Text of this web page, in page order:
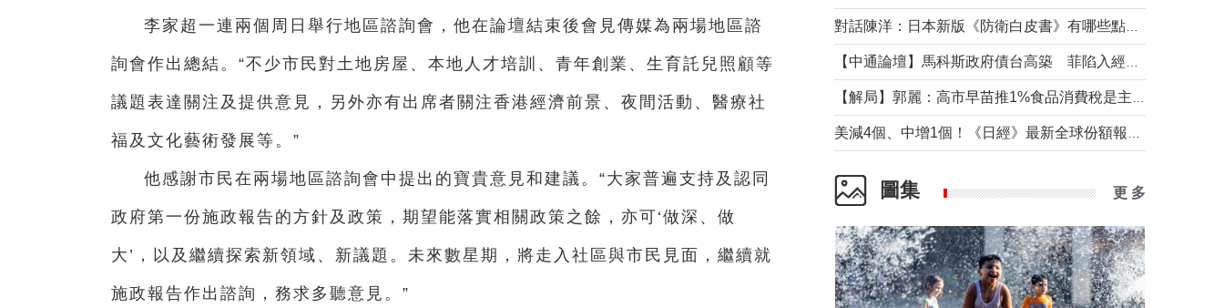
李家超一連兩個周日舉行地區諮詢會，他在論壇結束後會見傳媒為兩場地區諮
詢會作出總結。“不少市民對土地房屋、本地人才培訓、青年創業、生育託兒照顧等
議題表達關注及提供意見，另外亦有出席者關注香港經濟前景、夜間活動、醫療社
福及文化藝術發展等。”
他感謝市民在兩場地區諮詢會中提出的寶貴意見和建議。“大家普遍支持及認同
政府第一份施政報告的方針及政策，期望能落實相關政策之餘，亦可‘做深、做
大’，以及繼續探索新領域、新議題。未來數星期，將走入社區與市民見面，繼續就
施政報告作出諮詢，務求多聽意見。”
圖集 更 多